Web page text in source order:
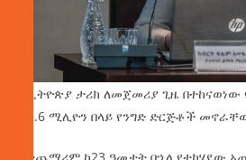
በኢትዮጵያ ታሪክ ለመጀመሪያ ጊዜ
ከ2.6 ሚሊዮን በላይ የንግድ ድርጅቶች